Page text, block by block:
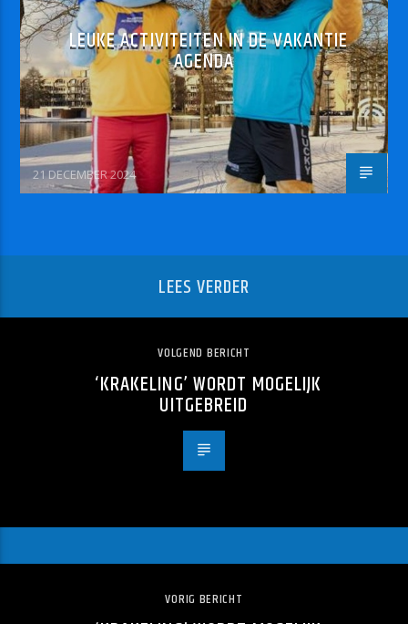
LEUKE ACTIVITEITEN IN DE VAKANTIE
AGENDA
21 DECEMBER 2024
LEES VERDER
VOLGEND BERICHT
‘KRAKELING’ WORDT MOGELIJK
UITGEBREID
VORIG BERICHT